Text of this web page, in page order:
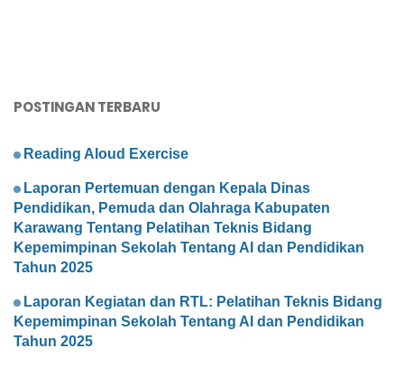
POSTINGAN TERBARU
Reading Aloud Exercise
Laporan Pertemuan dengan Kepala Dinas
Pendidikan, Pemuda dan Olahraga Kabupaten
Karawang Tentang Pelatihan Teknis Bidang
Kepemimpinan Sekolah Tentang AI dan Pendidikan
Tahun 2025
Laporan Kegiatan dan RTL: Pelatihan Teknis Bidang
Kepemimpinan Sekolah Tentang AI dan Pendidikan
Tahun 2025